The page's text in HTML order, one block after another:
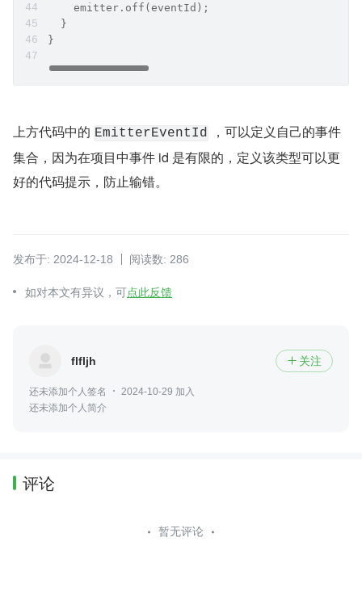
    emitter.off(eventId);
  }
}
上方代码中的 EmitterEventId
，可以定义自己的事件
集合，因为在项目中事件 id 是有限的，定义该类型可以更
好的代码提示，防止输错。
发布于: 2024-12-18 阅读数: 286
如对本文有异议，可点此反馈
flfljh  关注
还未添加个人签名
2024-10-29 加入
还未添加个人简介
评论
暂无评论